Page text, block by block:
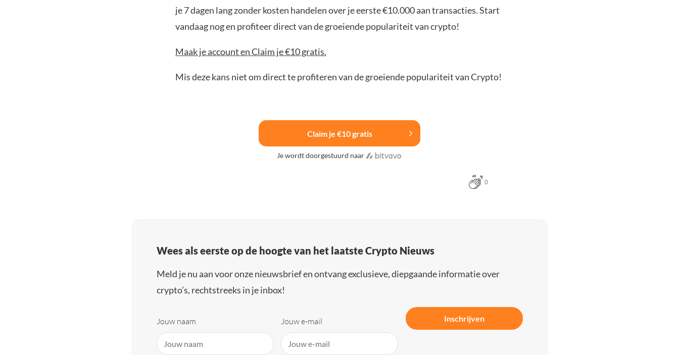
je 7 dagen lang zonder kosten handelen over je eerste €10.000 aan transacties. Start
vandaag nog en profiteer direct van de groeiende populariteit van crypto!
Maak je account en Claim je €10 gratis.
Mis deze kans niet om direct te profiteren van de groeiende populariteit van Crypto!
Claim je €10 gratis
Je wordt doorgestuurd naar
0
Wees als eerste op de hoogte van het laatste Crypto Nieuws
Meld je nu aan voor onze nieuwsbrief en ontvang exclusieve, diepgaande informatie over
crypto’s, rechtstreeks in je inbox!
Jouw naam Jouw e-mail Inschrijven